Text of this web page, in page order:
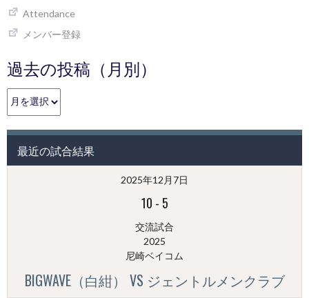
Attendance
メンバー登録
過去の投稿（月別）
過
去
投
（月
最近の試合結果
2025年12月7日
10 - 5
交流試合
2025
尼崎ベイコム
BIGWAVE（白紺） VS ジェントルメンクラブ